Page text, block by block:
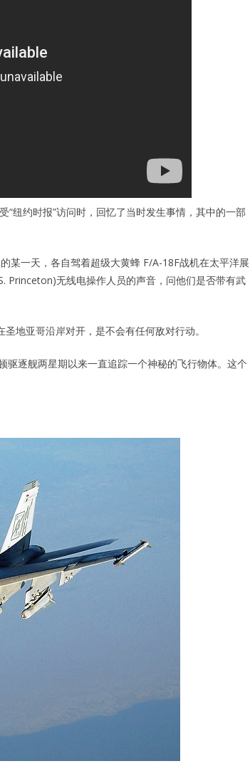
纽约时报”访问时，回忆了当时发生事情，其中的一部
某一天，各自驾着超级大黄蜂 F/A-18F战机在太平洋展
Princeton)无线电操作人员的声音，问他们是否带有武
地亚哥沿岸对开，是不会有任何敌对行动。
驱逐舰两星期以来一直追踪一个神秘的飞行物体。这个